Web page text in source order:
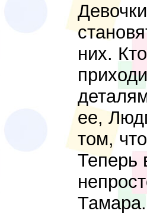
них.
ее,
том,
Теперь
Тамара.